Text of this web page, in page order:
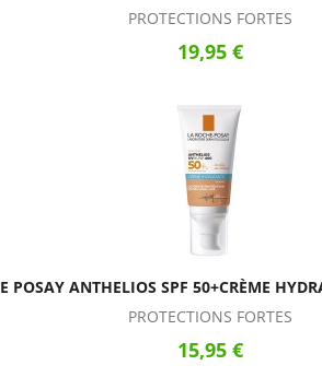
PROTECTIONS FORTES
19,95 €
POSAY ANTHELIOS SPF 50+CRÈME
PROTECTIONS FORTES
15,95 €